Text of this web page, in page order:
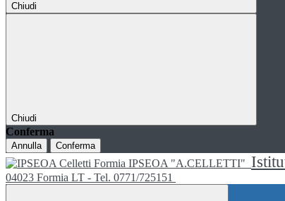
Chiudi
Chiudi
Conferma
Annulla Conferma
IPSEOA "A.CELLETTI"
04023 Formia LT - Tel. 0771/725151